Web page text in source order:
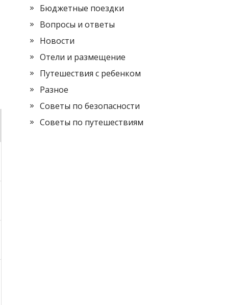
Бюджетные поездки
Вопросы и ответы
Новости
Отели и размещение
Путешествия с ребенком
Разное
Советы по безопасности
Советы по путешествиям